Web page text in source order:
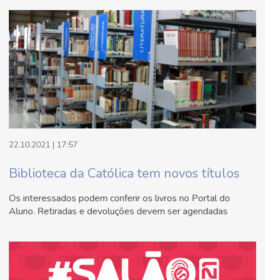
22.10.2021 | 17:57
Biblioteca da Católica tem novos títulos
Os interessados podem conferir os livros no Portal do
Aluno. Retiradas e devoluções devem ser agendadas